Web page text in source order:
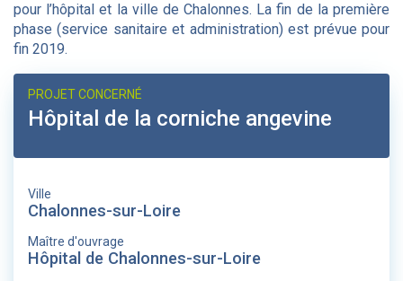
pour l’hôpital et la ville de Chalonnes. La fin de la première
phase (service sanitaire et administration) est prévue pour
fin 2019.
PROJET CONCERNÉ
Hôpital de la corniche angevine
Ville
Chalonnes-sur-Loire
Maître d'ouvrage
Hôpital de Chalonnes-sur-Loire